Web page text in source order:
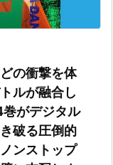
の衝撃を体
ルが融合し
がデジタル
破る圧倒的
ンストップ